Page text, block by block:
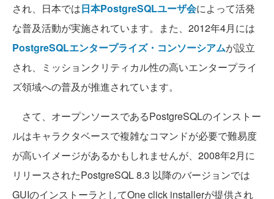
され、日本では日本PostgreSQLユーザ会によって活発
な普及活動が実施されています。また、2012年4月には
PostgreSQLエンタープライズ・コンソーシアムが設立
され、ミッションクリティカル性の高いエンタープライ
ズ領域への普及が推進されています。
さて、オープンソースであるPostgreSQLのインストー
ルはキャラクタベースで複雑なコマンドが必要で難易度
が高いイメージがあるかもしれませんが、2008年2月に
リリースされたPostgreSQL 8.3 以降のバージョンでは
GUIのインストーラとしてOne click installerが提供され